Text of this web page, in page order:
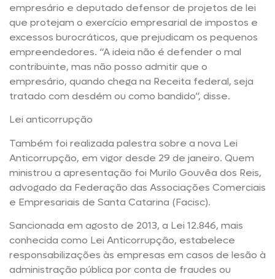
empresário e deputado defensor de projetos de lei
que protejam o exercício empresarial de impostos e
excessos burocráticos, que prejudicam os pequenos
empreendedores. “A ideia não é defender o mal
contribuinte, mas não posso admitir que o
empresário, quando chega na Receita federal, seja
tratado com desdém ou como bandido”, disse.
Lei anticorrupção
Também foi realizada palestra sobre a nova Lei
Anticorrupção, em vigor desde 29 de janeiro. Quem
ministrou a apresentação foi Murilo Gouvêa dos Reis,
advogado da Federação das Associações Comerciais
e Empresariais de Santa Catarina (Facisc).
Sancionada em agosto de 2013, a Lei 12.846, mais
conhecida como Lei Anticorrupção, estabelece
responsabilizações às empresas em casos de lesão à
administração pública por conta de fraudes ou